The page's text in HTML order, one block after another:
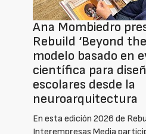
Ana Mombiedro
Rebuild ‘Beyond
modelo basado en
científica para
escolares desde la
neuroarquitectura
En esta edición 2026 de